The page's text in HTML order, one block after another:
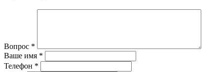
Вопрос *
Ваше имя *
Телефон *